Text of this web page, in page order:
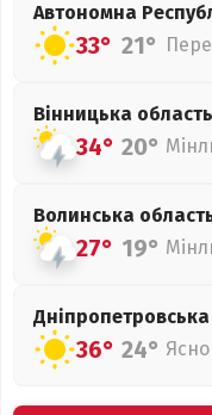
Автономна
33° 21°
Вінницька область
34° 20°
Волинська
27° 19°
Дніпропетровська
36° 24° Ясно